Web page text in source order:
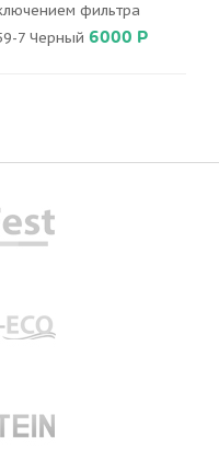
фильтра
7 Черный 6000 Р